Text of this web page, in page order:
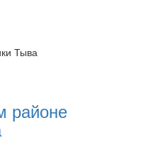
Тыва
районе